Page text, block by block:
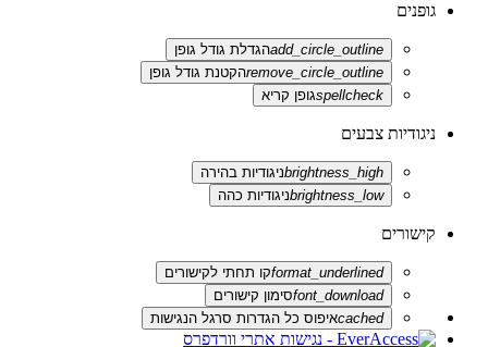
גופנים
add_circle_outlineהגדלת גודל גופן
remove_circle_outlineהקטנת גודל גופן
spellcheckגופן קריא
ניגודיות צבעים
brightness_highניגודיות בהירה
brightness_lowניגודיות כהה
קישורים
format_underlinedקו תחתי לקישורים
font_downloadסימון קישורים
cachedאיפוס כל הגדרות סרגל הנגישות